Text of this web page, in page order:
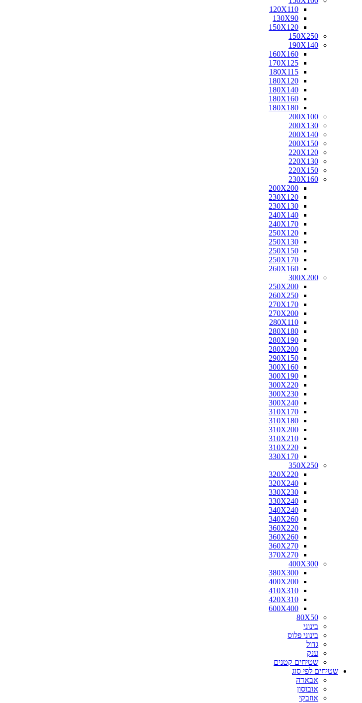
120X110
130X90
150X120
150X250
190X140
160X160
170X125
180X115
180X120
180X140
180X160
180X180
200X100
200X130
200X140
200X150
220X120
220X130
220X150
230X160
200X200
230X120
230X130
240X140
240X170
250X120
250X130
250X150
250X170
260X160
300X200
250X200
260X250
270X170
270X200
280X110
280X180
280X190
280X200
290X150
300X160
300X190
300X220
300X230
300X240
310X170
310X180
310X200
310X210
310X220
330X170
350X250
320X220
320X240
330X230
330X240
340X240
340X260
360X220
360X260
360X270
370X270
400X300
380X300
400X200
410X310
420X310
600X400
80X50
בינוני
בינוני פלוס
גדול
ענק
שטיחים קטנים
שטיחים לפי סוג
אבאדה
אובוסון
אוזבקי
סולטני
שטיחים
120X180
150X100
110X70
120X110
120X70
130X120
130X90
140X100
150X120
150X125
150X150
160X100
160X120
90X60
150X250
190X140
160X130
160X140
160X160
170X120
170X125
170X160
180X110
180X115
180X120
180X130
180X140
180X160
180X180
190X130
200X100
200X130
200X140
200X150
200X80
210X130
210X140
210X240
216X250
220X100
220X110
220X120
220X130
220X150
230X160
200X200
230X110
230X120
230X130
230X140
230X170
240X140
240X160
240X170
240X240
250X100
250X120
250X125
250X130
250X150
250X170
260X160
260X180
300X200
260X250
270X150
270X160
270X170